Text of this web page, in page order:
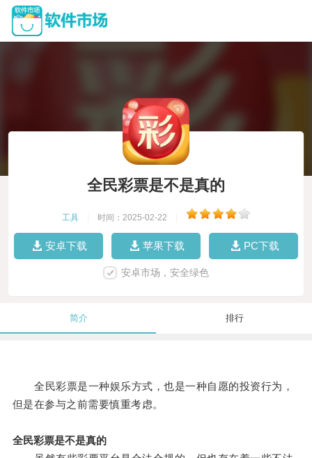
全民彩票是不是真的
工具 时间：2025-02-22
安卓下载 苹果下载 PC下载
安卓市场，安全绿色
简介 排行
全民彩票是一种娱乐方式，也是一种自愿的投资行为，
但是在参与之前需要慎重考虑。
全民彩票是不是真的